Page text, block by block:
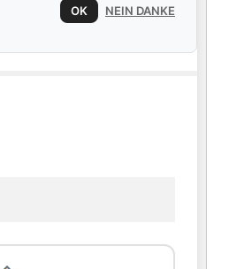
OK NEIN DANKE